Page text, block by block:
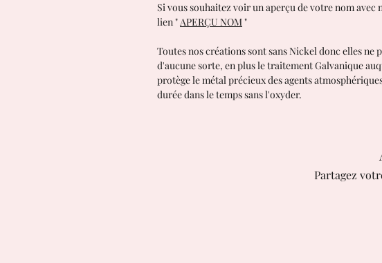
Si vous souhaitez voir un aperçu de votre nom avec
lien "APERÇU NOM"
Toutes nos créations sont sans Nickel donc elles ne
d'aucune sorte, en plus le traitement Galvanique
protège le métal précieux des agents
durée dans le temps sans l'oxyder.
Partagez